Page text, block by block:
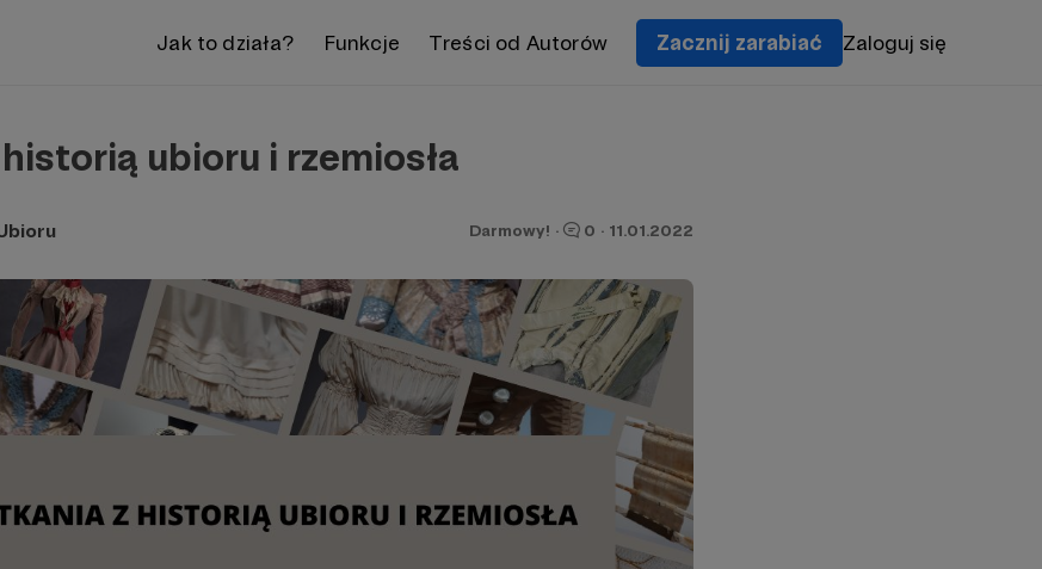
Jak to działa? Funkcje Treści od Autorów Zacznij zarabiać Zaloguj się
ubioru i rzemiosła
Darmowy! · 0 · 11.01.2022